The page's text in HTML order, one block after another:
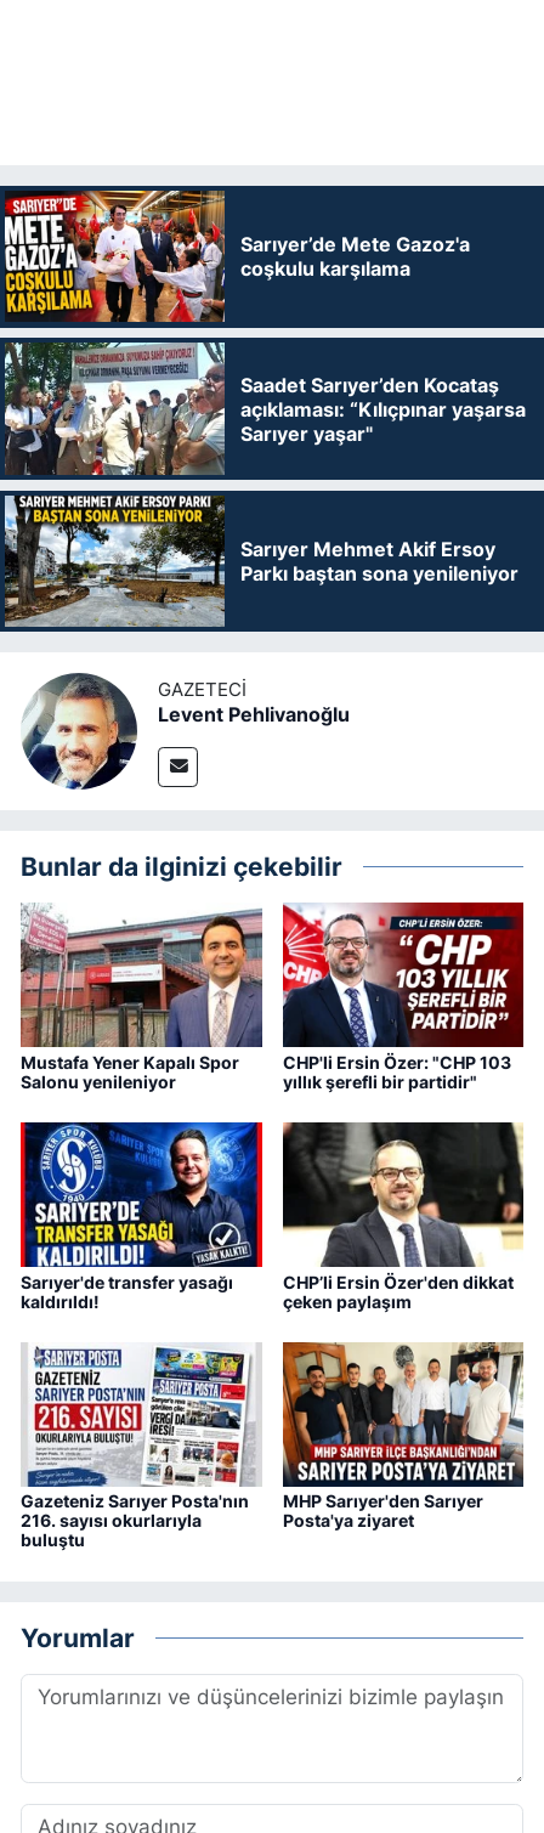
Sarıyer’de Mete Gazoz'a
coşkulu karşılama
Saadet Sarıyer’den Kocataş
açıklaması: “Kılıçpınar yaşarsa
Sarıyer yaşar"
Sarıyer Mehmet Akif Ersoy
Parkı baştan sona yenileniyor
GAZETECI
Levent Pehlivanoğlu
Bunlar da ilginizi çekebilir
Mustafa Yener Kapalı Spor
Salonu yenileniyor
CHP'li Ersin Özer: "CHP 103
yıllık şerefli bir partidir"
Sarıyer'de transfer yasağı
kaldırıldı!
CHP’li Ersin Özer'den dikkat
çeken paylaşım
Gazeteniz Sarıyer Posta'nın
216. sayısı okurlarıyla
buluştu
MHP Sarıyer'den Sarıyer
Posta'ya ziyaret
Yorumlar